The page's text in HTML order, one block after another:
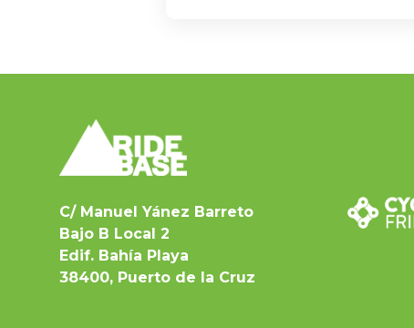
C/ Manuel Yánez Barreto
Bajo B Local 2
Edif. Bahía Playa
38400, Puerto de la Cruz